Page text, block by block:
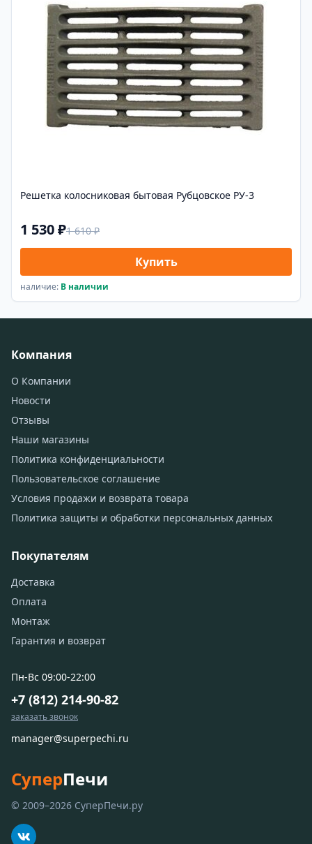
Решетка колосниковая бытовая Рубцовское РУ-3
1 530 ₽1 610 ₽
Купить
наличие: В наличии
Компания
О Компании
Новости
Отзывы
Наши магазины
Политика конфиденциальности
Пользовательское соглашение
Условия продажи и возврата товара
Политика защиты и обработки персональных данных
Покупателям
Доставка
Оплата
Монтаж
Гарантия и возврат
Пн-Вс 09:00-22:00
+7 (812) 214-90-82
заказать звонок
manager@superpechi.ru
СуперПечи
© 2009–2026 СуперПечи.ру